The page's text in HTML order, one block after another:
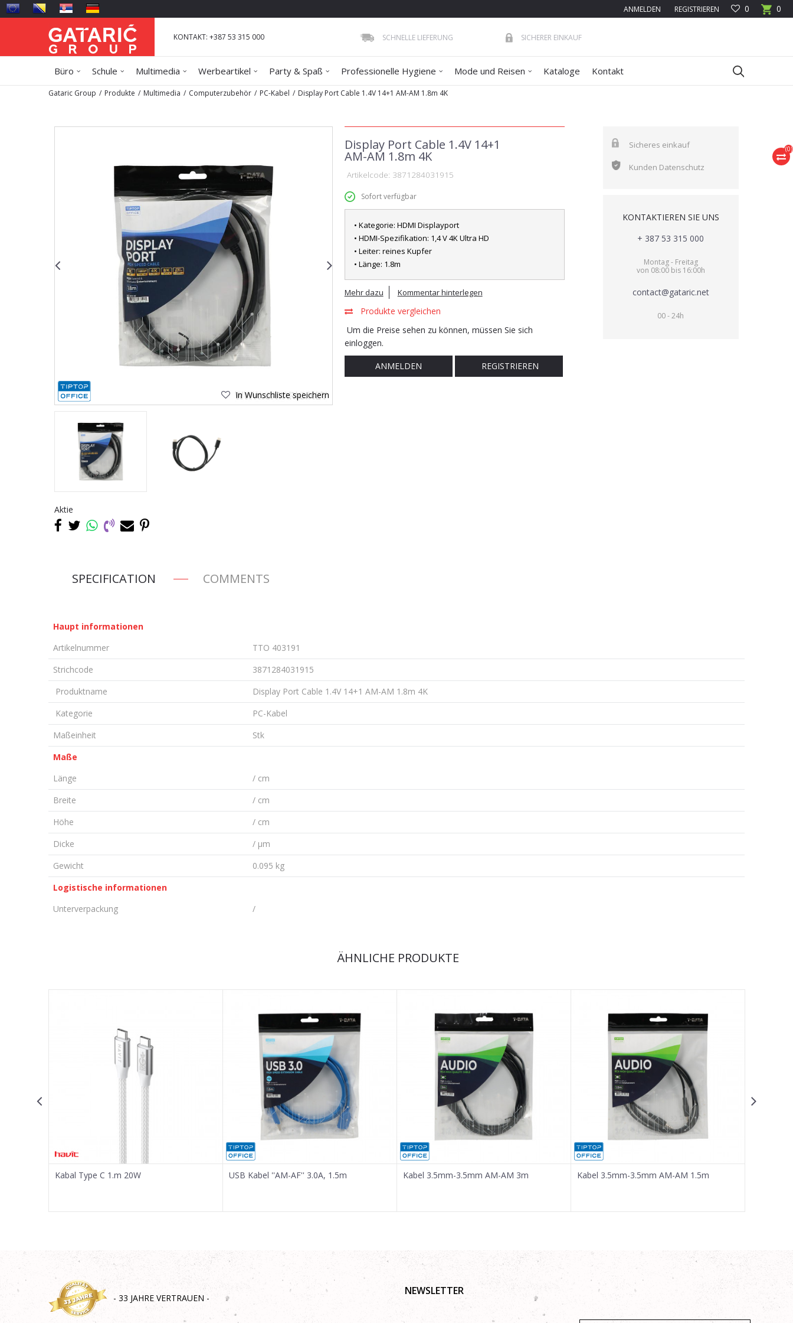
0
0
ANMELDEN REGISTRIEREN
KONTAKT: +387 53 315 000 SCHNELLE LIEFERUNG SICHERER EINKAUF
Büro Schule Multimedia Werbeartikel Party & Spaß Professionelle Hygiene Mode und Reisen Kataloge Kontakt
(0)
Gataric Group Produkte Multimedia Computerzubehör PC-Kabel Display Port Cable 1.4V 14+1 AM-AM 1.8m 4K
In Wunschliste speichern
Aktie
Display Port Cable 1.4V 14+1
AM-AM 1.8m 4K
Artikelcode: 3871284031915
Sofort verfügbar
• Kategorie: HDMI Displayport
• HDMI-Spezifikation: 1,4 V 4K Ultra HD
• Leiter: reines Kupfer
• Länge: 1.8m
Mehr dazu Kommentar hinterlegen
Produkte vergleichen
Um die Preise sehen zu können, müssen Sie sich
einloggen.
ANMELDEN REGISTRIEREN
Sicheres einkauf
Kunden Datenschutz
KONTAKTIEREN SIE UNS
+ 387 53 315 000
Montag - Freitag
von 08:00 bis 16:00h
contact@gataric.net
00 - 24h
SPECIFICATION COMMENTS
Haupt informationen
Artikelnummer
TTO 403191
Strichcode
3871284031915
Produktname
Display Port Cable 1.4V 14+1 AM-AM 1.8m 4K
Kategorie
PC-Kabel
Maßeinheit
Stk
Maße
Länge
/ cm
Breite
/ cm
Höhe
/ cm
Dicke
/ µm
Gewicht
0.095 kg
Logistische informationen
Unterverpackung
/
SENDEN
ÄHNLICHE PRODUKTE
Kabal Type C 1.m 20W USB Kabel ''AM-AF'' 3.0A, 1.5m Kabel 3.5mm-3.5mm AM-AM 3m Kabel 3.5mm-3.5mm AM-AM 1.5m
- 33 JAHRE VERTRAUEN -
NEWSLETTER